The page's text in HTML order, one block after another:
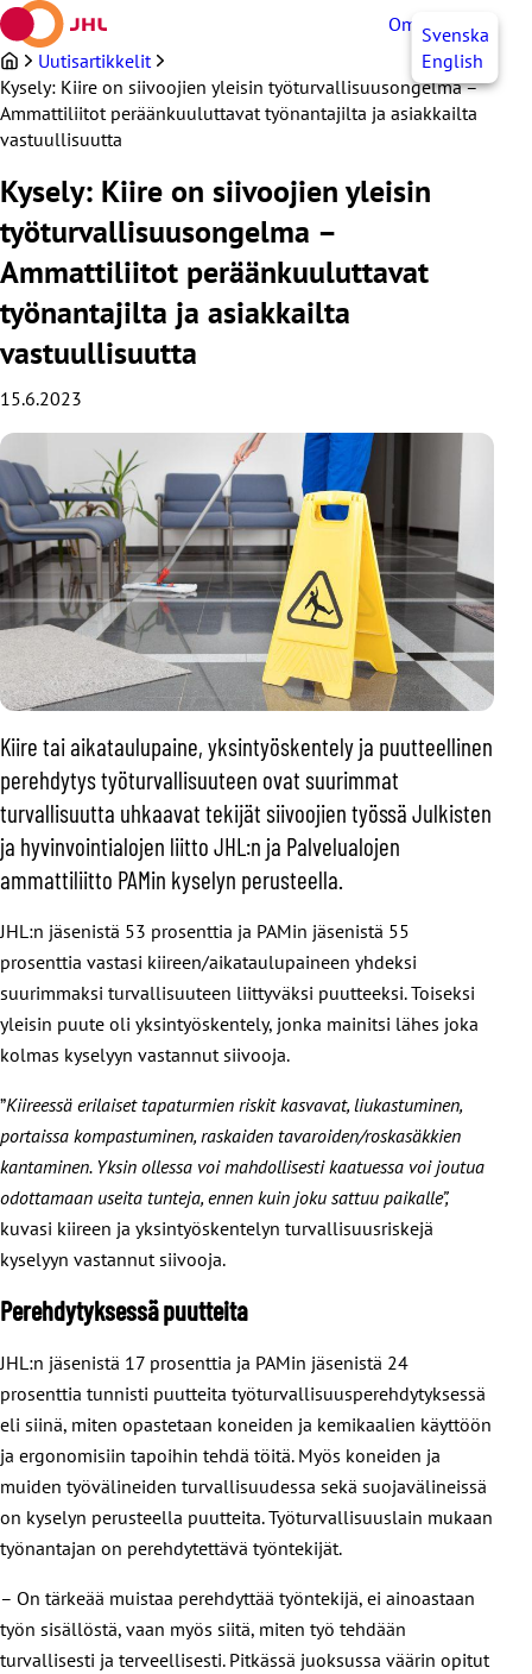
Siirry
sisältöön
OmaJHLSvenska
English
Uutisartikkelit
Kysely: Kiire on siivoojien yleisin työturvallisuusongelma –
Ammattiliitot peräänkuuluttavat työnantajilta ja asiakkailta
vastuullisuutta
Kysely: Kiire on siivoojien yleisin
työturvallisuusongelma –
Ammattiliitot peräänkuuluttavat
työnantajilta ja asiakkailta
vastuullisuutta
15.6.2023
Kiire tai aikataulupaine, yksintyöskentely ja puutteellinen
perehdytys työturvallisuuteen ovat suurimmat
turvallisuutta uhkaavat tekijät siivoojien työssä Julkisten
ja hyvinvointialojen liitto JHL:n ja Palvelualojen
ammattiliitto PAMin kyselyn perusteella.
JHL:n jäsenistä 53 prosenttia ja PAMin jäsenistä 55
prosenttia vastasi kiireen/aikataulupaineen yhdeksi
suurimmaksi turvallisuuteen liittyväksi puutteeksi. Toiseksi
yleisin puute oli yksintyöskentely, jonka mainitsi lähes joka
kolmas kyselyyn vastannut siivooja.
”Kiireessä erilaiset tapaturmien riskit kasvavat, liukastuminen,
portaissa kompastuminen, raskaiden tavaroiden/roskasäkkien
kantaminen. Yksin ollessa voi mahdollisesti kaatuessa voi joutua
odottamaan useita tunteja, ennen kuin joku sattuu paikalle”,
kuvasi kiireen ja yksintyöskentelyn turvallisuusriskejä
kyselyyn vastannut siivooja.
Perehdytyksessä puutteita
JHL:n jäsenistä 17 prosenttia ja PAMin jäsenistä 24
prosenttia tunnisti puutteita työturvallisuusperehdytyksessä
eli siinä, miten opastetaan koneiden ja kemikaalien käyttöön
ja ergonomisiin tapoihin tehdä töitä. Myös koneiden ja
muiden työvälineiden turvallisuudessa sekä suojavälineissä
on kyselyn perusteella puutteita. Työturvallisuuslain mukaan
työnantajan on perehdytettävä työntekijät.
– On tärkeää muistaa perehdyttää työntekijä, ei ainoastaan
työn sisällöstä, vaan myös siitä, miten työ tehdään
turvallisesti ja terveellisesti. Pitkässä juoksussa väärin opitut